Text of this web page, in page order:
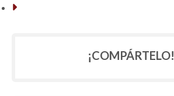
¡COMPÁRTELO!